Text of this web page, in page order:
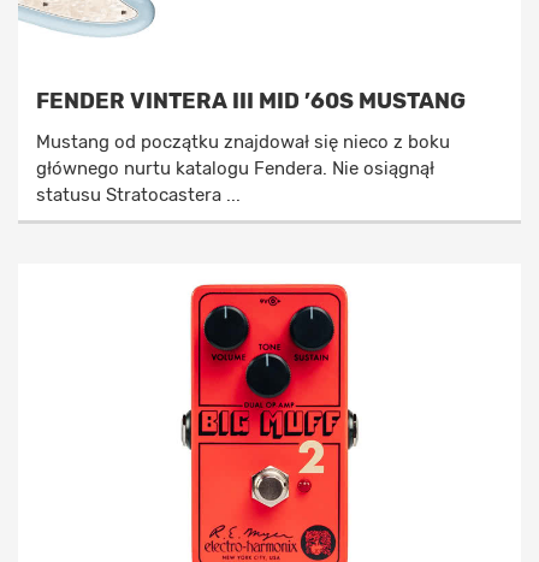
FENDER VINTERA III MID ’60S MUSTANG
Mustang od początku znajdował się nieco z boku
głównego nurtu katalogu Fendera. Nie osiągnął
statusu Stratocastera ...